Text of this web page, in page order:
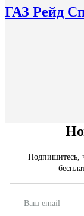
ГАЗ Рейд
Подпишитесь,